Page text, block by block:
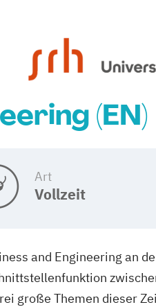
(EN)
Art
Vollzeit
and Engineering an
große Themen dieser